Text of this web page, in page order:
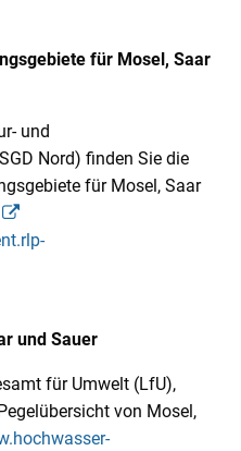
für Mosel, Saar
und
Nord) finden Sie die
für Mosel, Saar
und Sauer
für Umwelt (LfU),
von Mosel,